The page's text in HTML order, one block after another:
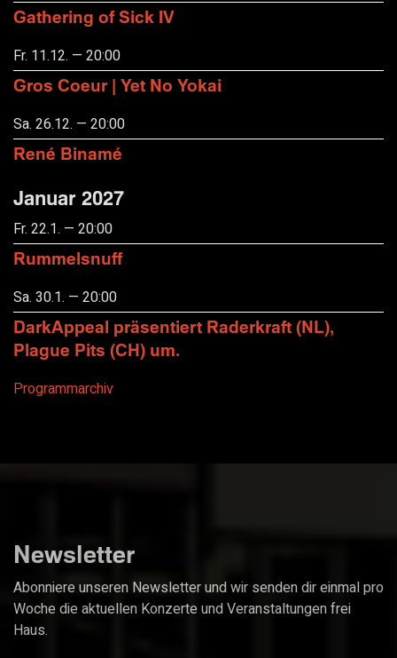
Gathering of Sick IV
Fr. 11.12. — 20:00
Gros Coeur | Yet No Yokai
Sa. 26.12. — 20:00
René Binamé
Januar 2027
Fr. 22.1. — 20:00
Rummelsnuff
Sa. 30.1. — 20:00
DarkAppeal präsentiert Raderkraft (NL),
Plague Pits (CH) um.
Programmarchiv
Newsletter
Abonniere unseren Newsletter und wir senden dir einmal pro
Woche die aktuellen Konzerte und Veranstaltungen frei
Haus.